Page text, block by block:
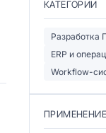
КАТЕГОРИИ
Разработка
ERP и
Workflow-